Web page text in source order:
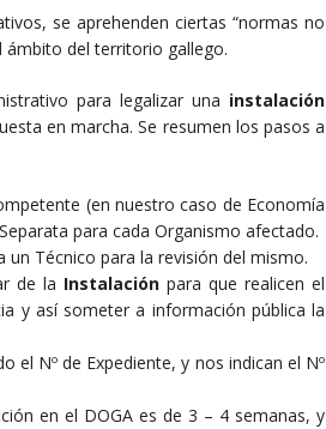
se aprehenden ciertas “normas no
ámbito del territorio gallego.
para legalizar una instalación
en marcha. Se resumen los pasos a
(en nuestro caso de Economía
para cada Organismo afectado.
un Técnico para la revisión del mismo.
de la Instalación para que realicen el
y así someter a información pública la
el Nº de Expediente, y nos indican el Nº
en el DOGA es de 3 – 4 semanas, y